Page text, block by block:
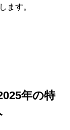
ます。
年の特